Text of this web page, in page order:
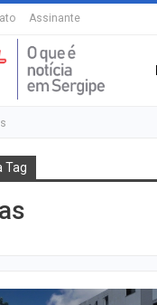
Assinante
Tag